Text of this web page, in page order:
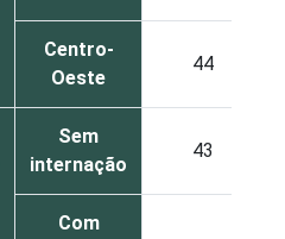
Centro-
Oeste
44
Sem
internação
43
Com